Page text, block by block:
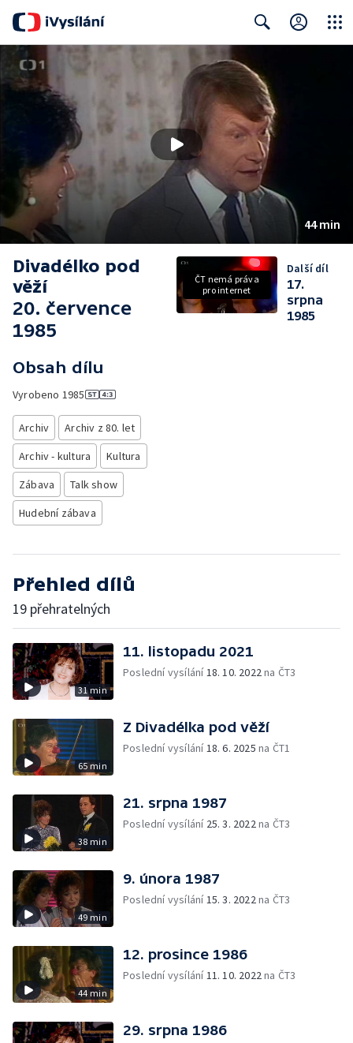
44 min
Divadélko pod
věží
20. července
1985
Obsah dílu
Vyrobeno 1985
Archiv
Archiv z 80. let
Archiv - kultura
Kultura
Zábava
Talk show
Hudební zábava
ČT nemá práva
pro internet
Další díl
17.
srpna
1985
Přehled dílů
19 přehratelných
31 min
11. listopadu 2021
Poslední vysílání18. 10. 2022na ČT3
65 min
Z Divadélka pod věží
Poslední vysílání18. 6. 2025 na ČT1
38 min
21. srpna 1987
Poslední vysílání 25. 3. 2022na ČT3
49 min
9. února 1987
Poslední vysílání15. 3. 2022na ČT3
44 min
12. prosince 1986
Poslední vysílání11. 10. 2022na ČT3
29. srpna 1986